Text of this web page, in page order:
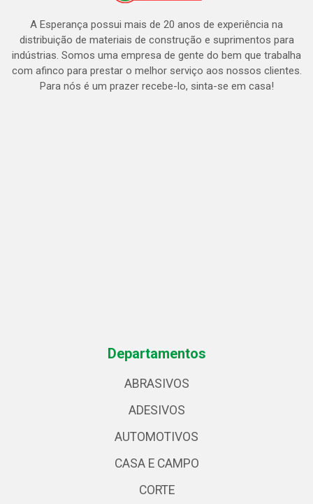
A Esperança possui mais de 20 anos de experiência na
distribuição de materiais de construção e suprimentos para
indústrias. Somos uma empresa de gente do bem que trabalha
com afinco para prestar o melhor serviço aos nossos clientes.
Para nós é um prazer recebe-lo, sinta-se em casa!
Departamentos
ABRASIVOS
ADESIVOS
AUTOMOTIVOS
CASA E CAMPO
CORTE